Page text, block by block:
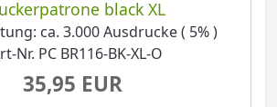
black XL
ca. 3.000 Ausdrucke ( 5% )
Nr. PC BR116-BK-XL-O
35,95 EUR